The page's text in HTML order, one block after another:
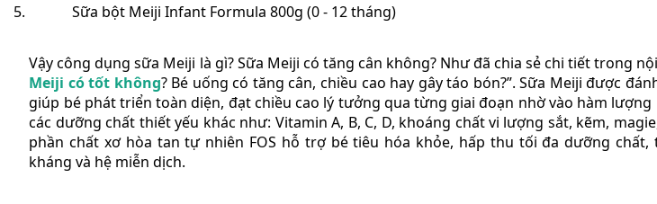
Sữa bột Meiji Infant Formula 800g (0 - 12 tháng)
Vậy công dụng sữa Meiji là gì? Sữa Meiji có tăng cân không? Như đã chia sẻ chi tiết trong
Meiji có tốt không? Bé uống có tăng cân, chiều cao hay gây táo bón?”. Sữa Meiji được
giúp bé phát triển toàn diện, đạt chiều cao lý tưởng qua từng giai đoạn nhờ vào hàm lượng
các dưỡng chất thiết yếu khác như: Vitamin A, B, C, D, khoáng chất vi lượng sắt, kẽm,
phần chất xơ hòa tan tự nhiên FOS hỗ trợ bé tiêu hóa khỏe, hấp thu tối đa dưỡng chất,
kháng và hệ miễn dịch.